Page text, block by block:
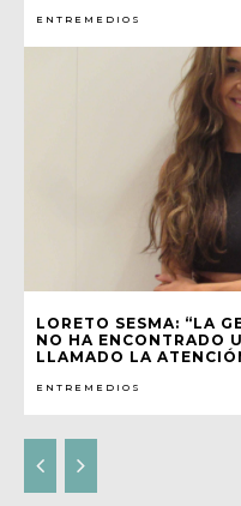
ENTREMEDIOS
LORETO SESMA: “LA
NO HA ENCONTRADO
LLAMADO LA
ENTREMEDIOS